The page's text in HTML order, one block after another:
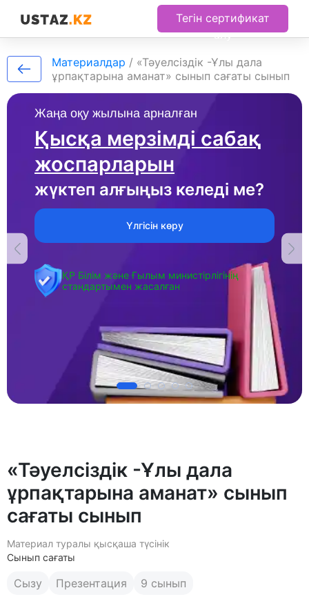
Тегін сертификат
алу
Жаңа оқу жылына арналған
Қысқа мерзімді сабақ
жоспарларын
жүктеп алғыңыз келеді ме?
Үлгісін көру
ҚР Білім және Ғылым министірлігінің
стандартымен жасалған
Материалдар / «Тәуелсіздік -Ұлы дала
ұрпақтарына аманат» сынып сағаты сынып
«Тәуелсіздік -Ұлы дала
ұрпақтарына аманат» сынып
сағаты сынып
Материал туралы қысқаша түсінік
Сынып сағаты
Сызу Презентация 9 сынып